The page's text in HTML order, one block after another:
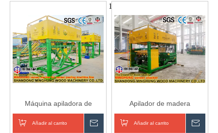
1
Máquina apiladora de
contrachapada compacta
Añadir al carrito Preguntar
Apilador de madera
de madera contrachapada
de succión al vacío de alta
Añadir al carrito